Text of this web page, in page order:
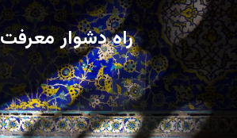
راه دشوار معرفت